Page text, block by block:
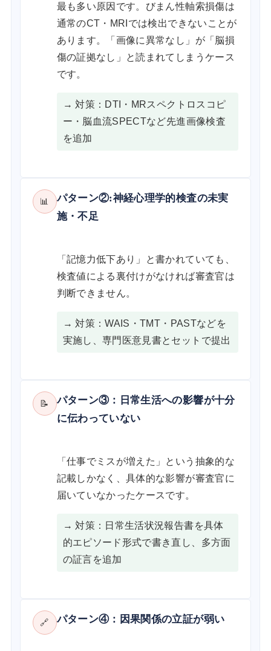
最も多い原因です。びまん性軸索損傷は
通常のCT・MRIでは検出できないことが
あります。「画像に異常なし」が「脳損
傷の証拠なし」と読まれてしまうケース
です。
→ 対策：DTI・MRスペクトロスコピ
ー・脳血流SPECTなど先進画像検査
を追加
📊
パターン②:神経心理学的検査の未実
施・不足
「記憶力低下あり」と書かれていても、
検査値による裏付けがなければ審査官は
判断できません。
→ 対策：WAIS・TMT・PASTなどを
実施し、専門医意見書とセットで提出
📝
パターン③：日常生活への影響が十分
に伝わっていない
「仕事でミスが増えた」という抽象的な
記載しかなく、具体的な影響が審査官に
届いていなかったケースです。
→ 対策：日常生活状況報告書を具体
的エピソード形式で書き直し、多方面
の証言を追加
🔗 パターン④：因果関係の立証が弱い